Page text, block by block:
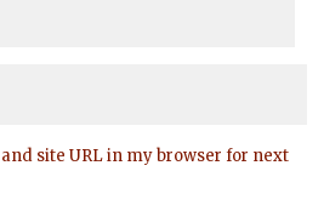
site URL in my browser for next